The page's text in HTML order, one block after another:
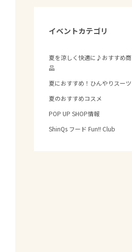
イベントカテゴリ
夏を涼しく快適に♪おすすめ商
品
夏におすすめ！ひんやりスーツ
夏のおすすめコスメ
POP UP SHOP情報
ShinQs フード Fun!! Club